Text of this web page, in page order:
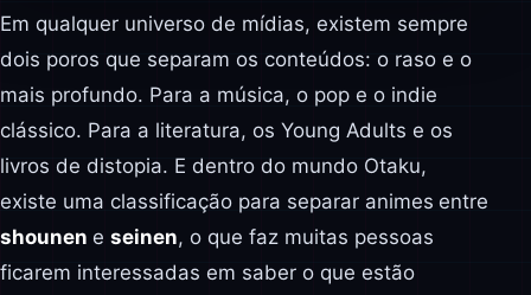
Em qualquer universo de mídias, existem sempre
dois poros que separam os conteúdos: o raso e o
mais profundo. Para a música, o pop e o indie
clássico. Para a literatura, os Young Adults e os
livros de distopia. E dentro do mundo Otaku,
existe uma classificação para separar animes entre
shounen e seinen, o que faz muitas pessoas
ficarem interessadas em saber o que estão